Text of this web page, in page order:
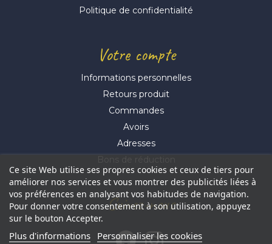
Votre compte
Informations personnelles
Retours produit
Commandes
Avoirs
Adresses
Politique de confidentialité
Suivez-nous
Ce site Web utilise ses propres cookies et ceux de tiers pour
améliorer nos services et vous montrer des publicités liées à
vos préférences en analysant vos habitudes de navigation.
Pour donner votre consentement à son utilisation, appuyez
sur le bouton Accepter.
Plus d'informations Personnaliser les cookies